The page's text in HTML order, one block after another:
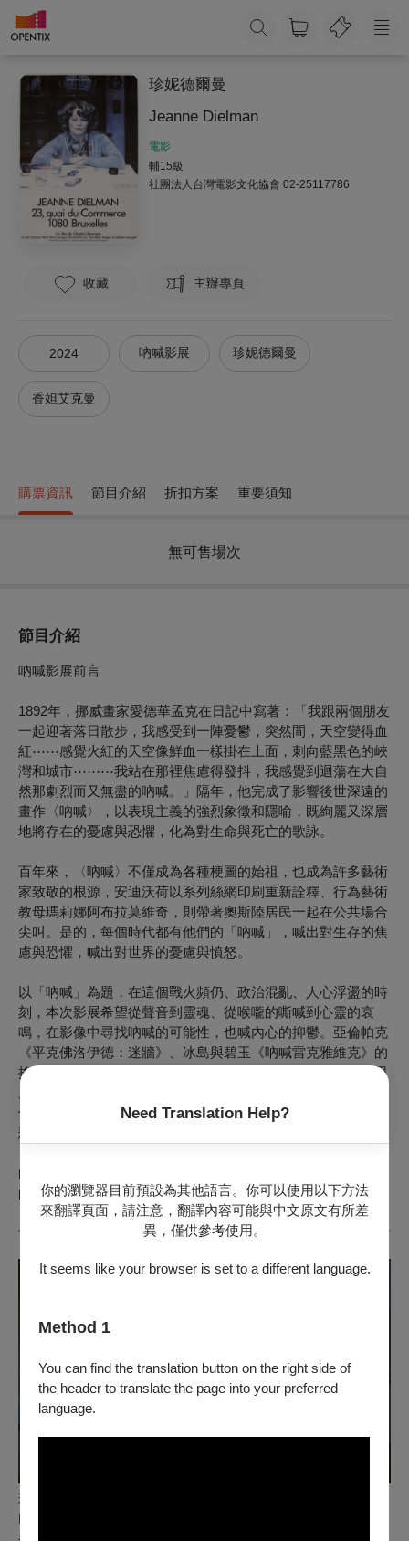
Need Translation Help?
你的瀏覽器目前預設為其他語言。你可以使用以下方法
來翻譯頁面，請注意，翻譯內容可能與中文原文有所差
異，僅供參考使用。
It seems like your browser is set to a different language.
Method 1
You can find the translation button on the right side of
the header to translate the page into your preferred
language.
珍妮德爾曼
Jeanne Dielman
電影
輔15級
社團法人台灣電影文化協會 02-25117786
收藏 主辦專頁
2024 吶喊影展 珍妮德爾曼
香妲艾克曼
購票資訊 節目介紹 折扣方案 重要須知
無可售場次
節目介紹
吶喊影展前言
1892年，挪威畫家愛德華孟克在日記中寫著：「我跟兩個朋友
一起迎著落日散步，我感受到一陣憂鬱，突然間，天空變得血
紅⋯⋯感覺火紅的天空像鮮血一樣掛在上面，刺向藍黑色的峽
灣和城市⋯⋯⋯我站在那裡焦慮得發抖，我感覺到迴蕩在大自
然那劇烈而又無盡的吶喊。」隔年，他完成了影響後世深遠的
畫作〈吶喊〉，以表現主義的強烈象徵和隱喻，既絢麗又深層
地將存在的憂慮與恐懼，化為對生命與死亡的歌詠。
百年來，〈吶喊〉不僅成為各種梗圖的始祖，也成為許多藝術
家致敬的根源，安迪沃荷以系列絲網印刷重新詮釋、行為藝術
教母瑪莉娜阿布拉莫維奇，則帶著奧斯陸居民一起在公共場合
尖叫。是的，每個時代都有他們的「吶喊」，喊出對生存的焦
慮與恐懼，喊出對世界的憂慮與憤怒。
以「吶喊」為題，在這個戰火頻仍、政治混亂、人心浮盪的時
刻，本次影展希望從聲音到靈魂、從喉嚨的嘶喊到心靈的哀
鳴，在影像中尋找吶喊的可能性，也喊內心的抑鬱。亞倫帕克
《平克佛洛伊德：迷牆》、冰島與碧玉《吶喊雷克雅維克》的
搖滾樂音，大島渚《東京戰爭戰後秘語》、貝托魯奇、巴索里
伊納利圖《靈魂的重量》、香妲艾克曼《珍妮德爾曼》的人生
悲歌，帕拉贊諾夫《石榴的顏色》的詩畫潑灑，麥可漢內克
曲》的暴力掙扎，喧鬧的、狂暴的、批判檢省的、靜默寂寥
的，都是吶喊，都是對時代與存在本質的撞擊與叩問。
珍妮德爾曼 Jeanne Dielman, 23 quai du Commerce, 1080
Bruxelles